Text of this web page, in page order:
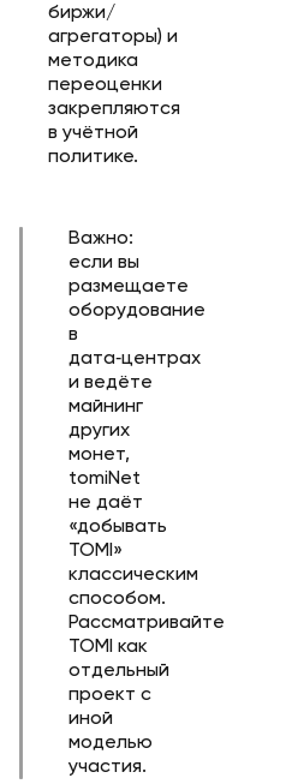
биржи/
агрегаторы) и
методика
переоценки
закрепляются
в учётной
политике.
Важно:
если вы
размещаете
оборудование
в
дата‑центрах
и ведёте
майнинг
других
монет,
tomiNet
не даёт
«добывать
TOMI»
классическим
способом.
Рассматривайте
TOMI как
отдельный
проект с
иной
моделью
участия.